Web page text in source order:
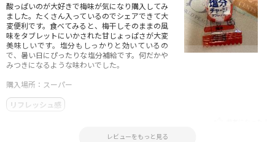
酸っぱいのが大好きで梅味が気になり購入してみ
ました。たくさん入っているのでシェアできて大
変便利です。食べてみると、梅干しそのままの風
味をタブレットにいかされた甘じょっぱさが大変
美味しいです。塩分もしっかりと効いているの
で、暑い日にぴったりな塩分補給です。何だかや
みつきになるような味わいでした。
購入場所：スーパー
リフレッシュ感
レビューをもっと見る